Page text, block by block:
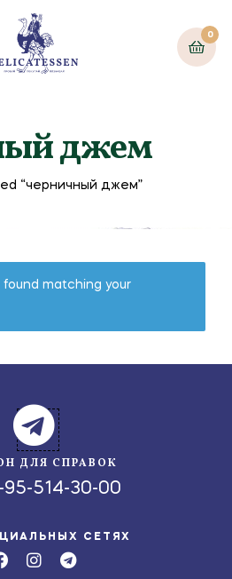
0
джем
“черничный джем”
found matching your
ДЛЯ СПРАВОК
95-514-30-00
СЕТЯХ